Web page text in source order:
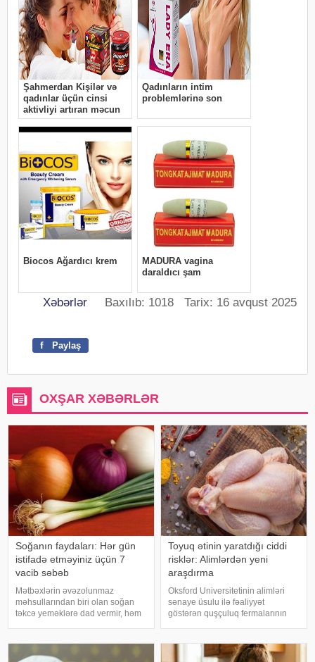
Xəbərlər Baxılıb: 1018 Tarix: 16 avqust 2025
f Paylaş
OXŞAR XƏBƏRLƏR
Soğanın faydaları: Hər gün
istifadə etməyiniz üçün 7
vacib səbəb
Mətbəxlərin əvəzolunmaz
məhsullarından biri olan soğan
təkcə yeməklərə dad vermir, həm
və antioksidantlar sayəsində soğa
Toyuq ətinin yaratdığı ciddi
risklər: Alimlərdən yeni
araşdırma
Oksford Universitetinin alimləri
sənaye üsulu ilə fəaliyyət
göstərən quşçuluq fermalarının
biləcəyini bildiriblər. xəbər verir ki,
araşdırma zamanı son 45 i